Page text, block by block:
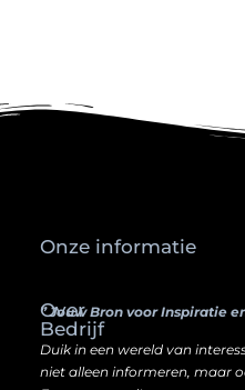
Over
Bedrijf
” Jouw Bron voor Inspiratie
Duik in een wereld van
niet alleen informeren, maar
Onze informatie